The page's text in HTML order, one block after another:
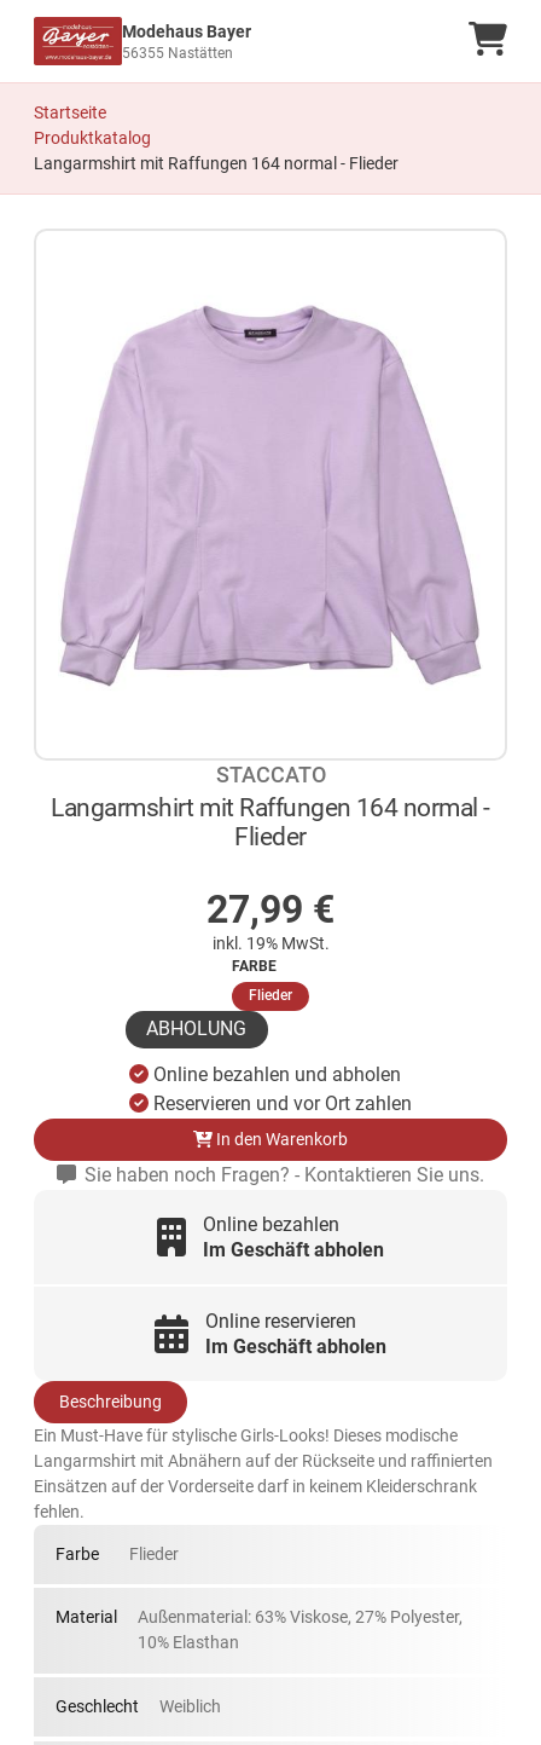
Modehaus Bayer
56355 Nastätten
Startseite
Produktkatalog
Langarmshirt mit Raffungen 164 normal - Flieder
STACCATO
Langarmshirt mit Raffungen 164 normal -
Flieder
27,99 €
inkl. 19% MwSt.
FARBE
Flieder(ausgewählt)
ABHOLUNG
Online bezahlen und abholen
Reservieren und vor Ort zahlen
In den Warenkorb
Sie haben noch Fragen? - Kontaktieren Sie uns.
Online bezahlen
Im Geschäft abholen
Online reservieren
Im Geschäft abholen
Beschreibung
Ein Must-Have für stylische Girls-Looks! Dieses modische
Langarmshirt mit Abnähern auf der Rückseite und raffinierten
Einsätzen auf der Vorderseite darf in keinem Kleiderschrank
fehlen.
Farbe Flieder
Material
Außenmaterial: 63% Viskose, 27% Polyester,
10% Elasthan
Geschlecht Weiblich